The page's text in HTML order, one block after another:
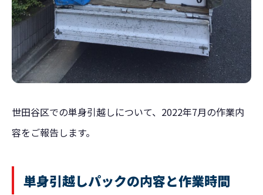
世田谷区での単身引越しについて、2022年7月の作業内
容をご報告します。
単身引越しパックの内容と作業時間